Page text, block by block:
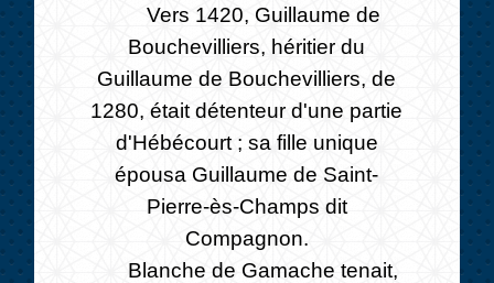
Vers 1420, Guillaume de
Bouchevilliers, héritier du
Guillaume de Bouchevilliers, de
1280, était détenteur d'une partie
d'Hébécourt ; sa fille unique
épousa Guillaume de Saint-
Pierre-ès-Champs dit
Compagnon.
Blanche de Gamache tenait,